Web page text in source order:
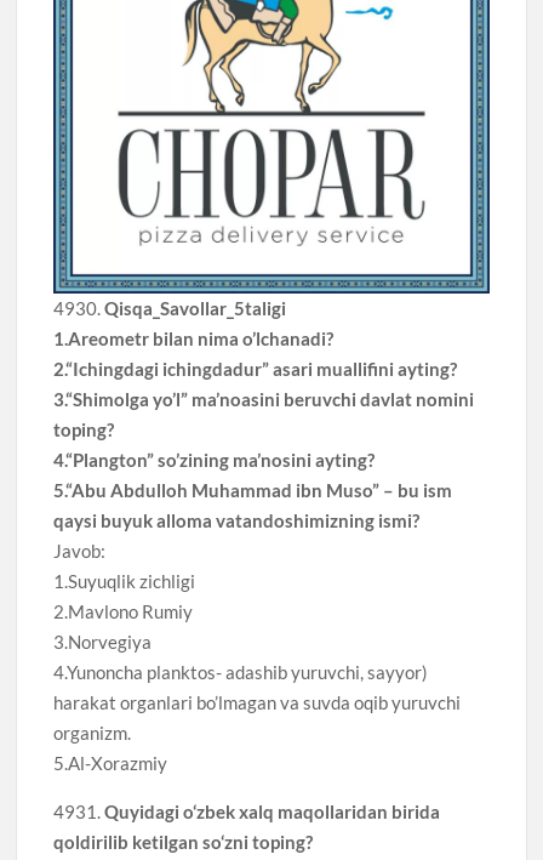
4930.Qisqa_Savollar_5taligi
1.Areometr bilan nima o’lchanadi?
2.“Ichingdagi ichingdadur” asari muallifini ayting?
3.“Shimolga yo’l” ma’noasini beruvchi davlat nomini
toping?
4.“Plangton” so’zining ma’nosini ayting?
5.“Abu Abdulloh Muhammad ibn Muso” – bu ism
qaysi buyuk alloma vatandoshimizning ismi?
Javob:
1.Suyuqlik zichligi
2.Mavlono Rumiy
3.Norvegiya
4.Yunoncha planktos- adashib yuruvchi, sayyor)
harakat organlari bo’lmagan va suvda oqib yuruvchi
organizm.
5.Al-Xorazmiy
4931.Quyidagi o‘zbek xalq maqollaridan birida
qoldirilib ketilgan so‘zni toping?